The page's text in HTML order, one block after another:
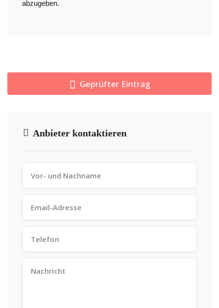
abzugeben.
Geprüfter Eintrag
Anbieter kontaktieren